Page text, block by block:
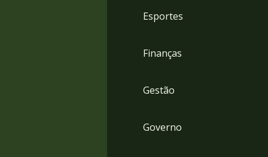
Esportes
Finanças
Gestão
Governo